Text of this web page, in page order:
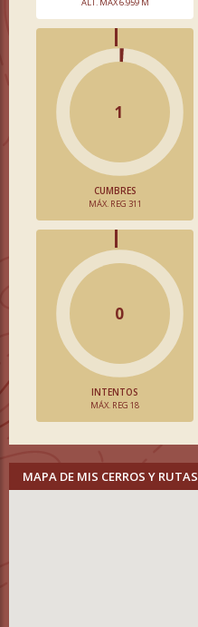
1
CUMBRES
MÁX. REG 311
0
INTENTOS
MÁX. REG 18
MAPA DE MIS CERROS Y RUTAS